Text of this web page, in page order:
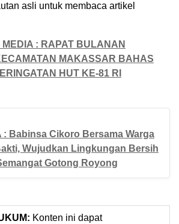
asli untuk membaca artikel
MEDIA : RAPAT BULANAN
MAKASSAR BAHAS
HUT KE-81 RI
: Babinsa Cikoro Bersama Warga
Wujudkan Lingkungan Bersih
Gotong Royong
Konten ini dapat